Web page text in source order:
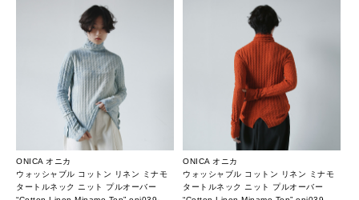
ONICA オニカ
ウォッシャブル コットン リネン ミナモ
タートルネック ニット プルオーバー
ONICA オニカ
ウォッシャブル コットン リネン ミナモ
タートルネック ニット プルオーバー